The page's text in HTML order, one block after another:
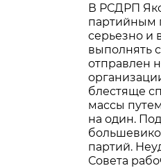
В РСДРП
партийным
серьезно и
выполнять
отправлен
блестяще
массы
на один.
партий.
Совета